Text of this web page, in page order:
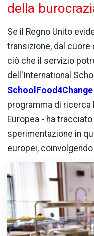
della
Se il Regno Unito
transizione, dal cuore
ciò che il servizio
dell'International
SchoolFood4Change
programma di ricerca
Europea - ha
sperimentazione in
europei,